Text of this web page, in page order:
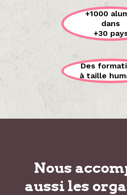
+1000
dans
+30
Des
à taille
Nous
aussi les